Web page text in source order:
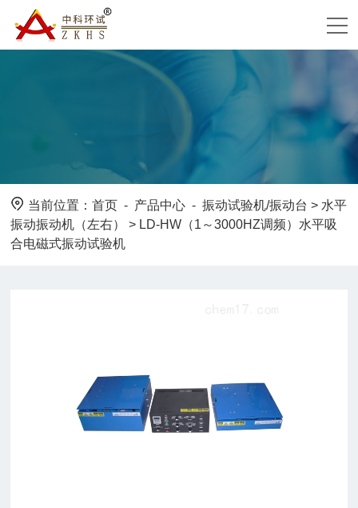
当前位置：首页 - 产品中心 -振动试验机/振动台 > 水平
振动振动机（左右）
> LD-HW（1～3000HZ调频）水平吸
合电磁式振动试验机